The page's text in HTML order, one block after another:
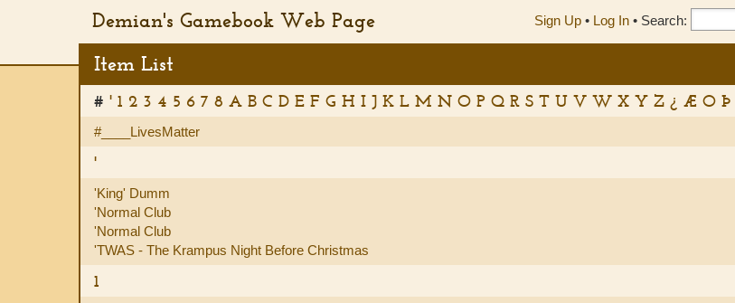
Demian's Gamebook Web Page Sign Up • Log In • Search:
Item List
# ' 1 2 3 4 5 6 7 8 A B C D E F G H I J K L M N O P Q R S T U V W X Y Z ¿ Æ O Þ
#____LivesMatter
'
'King' Dumm
'Normal Club
'Normal Club
'TWAS - The Krampus Night Before Christmas
1